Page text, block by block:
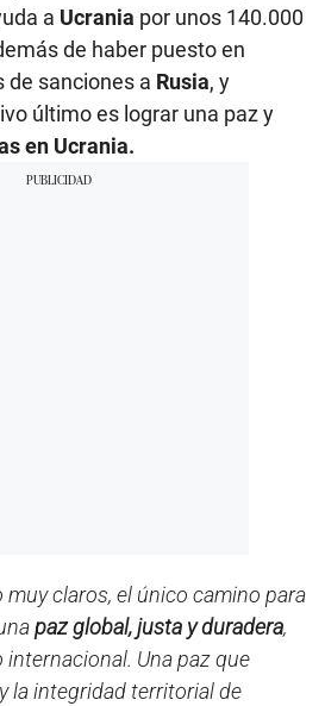
a Ucrania por unos 140.000
de haber puesto en
de sanciones a Rusia, y
último es lograr una paz y
en Ucrania.
claros, el único camino para
paz global, justa y duradera,
internacional. Una paz que
la integridad territorial de